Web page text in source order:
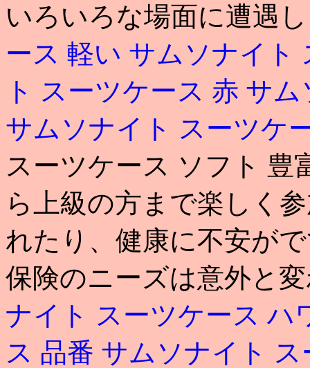
いろいろな場面に遭遇
ース 軽い サムソナイト
ト スーツケース 赤 サム
サムソナイト スーツケ
スーツケース ソフト 豊
ら上級の方まで楽しく
れたり、健康に不安が
保険のニーズは意外と
ナイト スーツケース ハ
ス 品番 サムソナイト